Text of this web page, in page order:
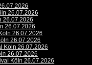
26.07.2026
26.07.2026
26.07.2026
26.07.2026
26.07.2026
Köln 26.07.2026
26.07.2026
Köln 26.07.2026